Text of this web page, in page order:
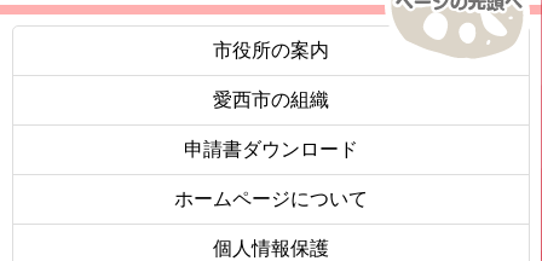
市役所の案内
愛西市の組織
申請書ダウンロード
ホームページについて
個人情報保護